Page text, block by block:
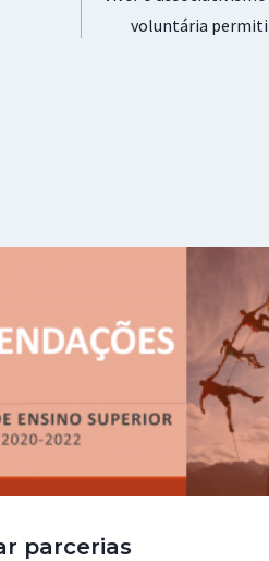
voluntária
parcerias